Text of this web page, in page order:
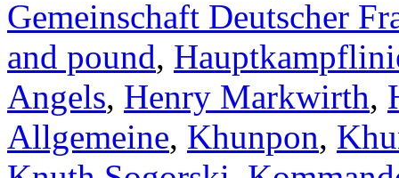
Gemeinschaft Deutscher
and pound,
Angels, Henry Markwirth,
Allgemeine, Khunpon,